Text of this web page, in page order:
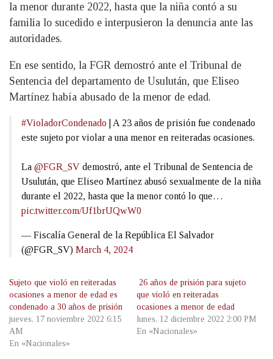
la menor durante 2022, hasta que la niña contó a su
familia lo sucedido e interpusieron la denuncia ante las
autoridades.
En ese sentido, la FGR demostró ante el Tribunal de
Sentencia del departamento de Usulután, que Eliseo
Martínez había abusado de la menor de edad.
#VioladorCondenado | A 23 años de prisión fue condenado
este sujeto por violar a una menor en reiteradas ocasiones.
La @FGR_SV demostró, ante el Tribunal de Sentencia de
Usulután, que Eliseo Martínez abusó sexualmente de la niña
durante el 2022, hasta que la menor contó lo que…
pic.twitter.com/Uf1brUQwW0
— Fiscalía General de la República El Salvador
(@FGR_SV) March 4, 2024
Sujeto que violó en reiteradas
ocasiones a menor de edad es
condenado a 30 años de prisión
jueves, 17 noviembre 2022 6:15
AM
En «Nacionales»
26 años de prisión para sujeto
que violó en reiteradas
ocasiones a menor de edad
lunes, 12 diciembre 2022 2:00 PM
En «Nacionales»